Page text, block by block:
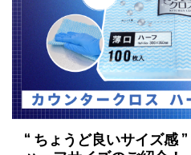
“ ちょうど良いサイズ感